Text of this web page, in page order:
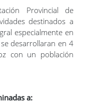
Provincial de
destinados a
especialmente en
desarrollaran en 4
con un población
a: